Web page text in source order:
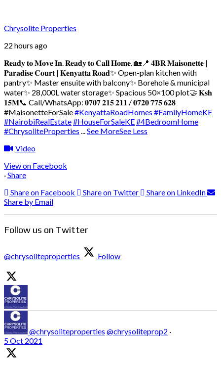
Chrysolite Properties
22 hours ago
𝐑𝐞𝐚𝐝𝐲 𝐭𝐨 𝐌𝐨𝐯𝐞 𝐈𝐧. 𝐑𝐞𝐚𝐝𝐲 𝐭𝐨 𝐂𝐚𝐥𝐥 𝐇𝐨𝐦𝐞. 🏡 📍 𝟒𝐁𝐑 𝐌𝐚𝐢𝐬𝐨𝐧𝐞𝐭𝐭𝐞 |
𝐏𝐚𝐫𝐚𝐝𝐢𝐬𝐞 𝐂𝐨𝐮𝐫𝐭 | 𝐊𝐞𝐧𝐲𝐚𝐭𝐭𝐚 𝐑𝐨𝐚𝐝✨ Open-plan kitchen with
pantry✨ Master ensuite with balcony✨ Borehole & municipal
water✨ 28,000L water storage✨ Spacious 50×100 plot🤝 𝐊𝐬𝐡
𝟏𝟓𝐌📞 Call/WhatsApp: 𝟎𝟕𝟎𝟕 𝟐𝟏𝟓 𝟐𝟏𝟏 / 𝟎𝟕𝟐𝟎 𝟕𝟕𝟓 𝟔𝟐𝟖
#MaisonetteForSale#KenyattaRoadHomes #FamilyHomeKE
#NairobiRealEstate#HouseForSaleKE#4BedroomHome
#ChrysoliteProperties ...See MoreSee Less
Video
View on Facebook
·Share
Share on Facebook
Share on Twitter
Share on LinkedIn
Share by Email
Follow us on Twitter
@chrysoliteproperties Follow
@chrysoliteproperties @chrysoliteprop2 ·
5 Oct 2021